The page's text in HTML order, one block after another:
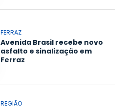
FERRAZ
Avenida Brasil recebe novo
asfalto e sinalização em
Ferraz
REGIÃO